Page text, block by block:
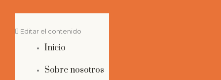
Editar el contenido
Inicio
Sobre nosotros